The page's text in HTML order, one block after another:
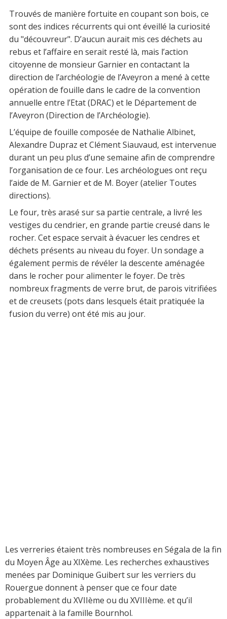
Trouvés de manière fortuite en coupant son bois, ce
sont des indices récurrents qui ont éveillé la curiosité
du "découvreur". D’aucun aurait mis ces déchets au
rebus et l’affaire en serait resté là, mais l’action
citoyenne de monsieur Garnier en contactant la
direction de l’archéologie de l’Aveyron a mené à cette
opération de fouille dans le cadre de la convention
annuelle entre l’Etat (DRAC) et le Département de
l’Aveyron (Direction de l’Archéologie).
L’équipe de fouille composée de Nathalie Albinet,
Alexandre Dupraz et Clément Siauvaud, est intervenue
durant un peu plus d’une semaine afin de comprendre
l’organisation de ce four. Les archéologues ont reçu
l’aide de M. Garnier et de M. Boyer (atelier Toutes
directions).
Le four, très arasé sur sa partie centrale, a livré les
vestiges du cendrier, en grande partie creusé dans le
rocher. Cet espace servait à évacuer les cendres et
déchets présents au niveau du foyer. Un sondage a
également permis de révéler la descente aménagée
dans le rocher pour alimenter le foyer. De très
nombreux fragments de verre brut, de parois vitrifiées
et de creusets (pots dans lesquels était pratiquée la
fusion du verre) ont été mis au jour.
Les verreries étaient très nombreuses en Ségala de la fin
du Moyen Âge au XIXème. Les recherches exhaustives
menées par Dominique Guibert sur les verriers du
Rouergue donnent à penser que ce four date
probablement du XVIIème ou du XVIIIème. et qu’il
appartenait à la famille Bournhol.